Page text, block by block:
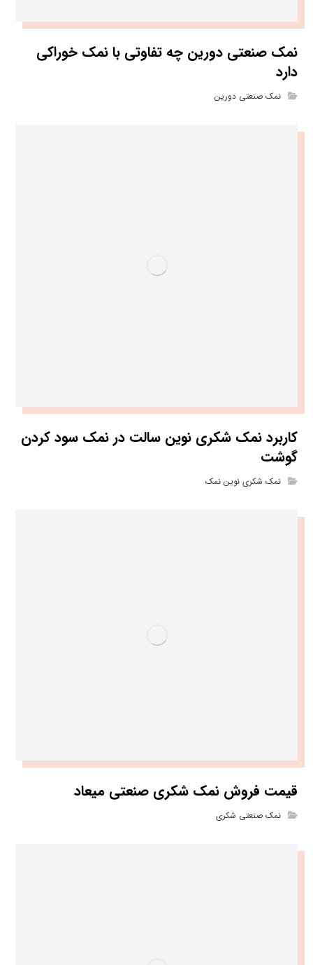
نمک صنعتی دورین چه تفاوتی با نمک خوراکی
دارد
نمک صنعتی دورین
کاربرد نمک شکری نوین سالت در نمک سود کردن
گوشت
نمک شکری نوین نمک
قیمت فروش نمک شکری صنعتی میعاد
نمک صنعتی شکری